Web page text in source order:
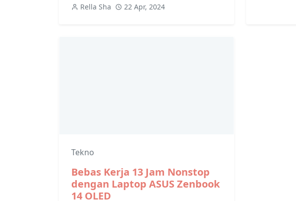
Rella Sha 22 Apr, 2024
Tekno
Bebas Kerja 13 Jam Nonstop
dengan Laptop ASUS Zenbook
14 OLED